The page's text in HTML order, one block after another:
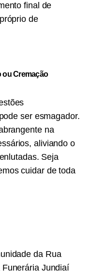
final de
de
ou Cremação
ser esmagador.
na
aliviando o
Seja
cuidar de toda
da Rua
Jundiaí